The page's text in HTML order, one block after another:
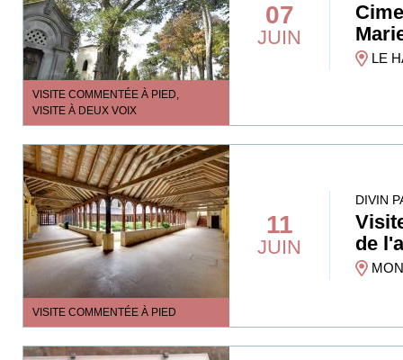
VISITE COMMENTÉE À PIED,
VISITE À DEUX VOIX
07
JUIN
LE
VISITE COMMENTÉE À PIED
11
JUIN
DIVIN
de